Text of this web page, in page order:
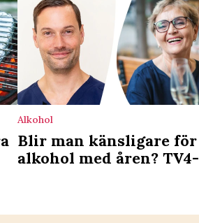
Alkohol
Blir man känsligare för
alkohol med åren? TV4-